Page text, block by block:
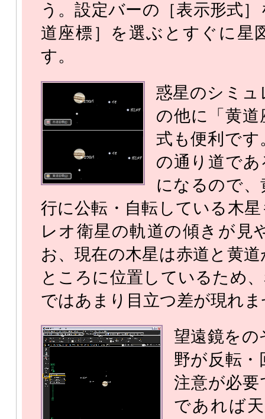
う。設定バーの［表示形式
道座標］を選ぶとすぐに星
す。
惑星のシミ
の他に「黄
式も便利で
の通り道で
になるので
行に公転・自転している木
レオ衛星の軌道の傾きが見
お、現在の木星は赤道と黄
ところに位置しているため
ではあまり目立つ差が現れ
望遠鏡を
野が反転
注意が必
であれば